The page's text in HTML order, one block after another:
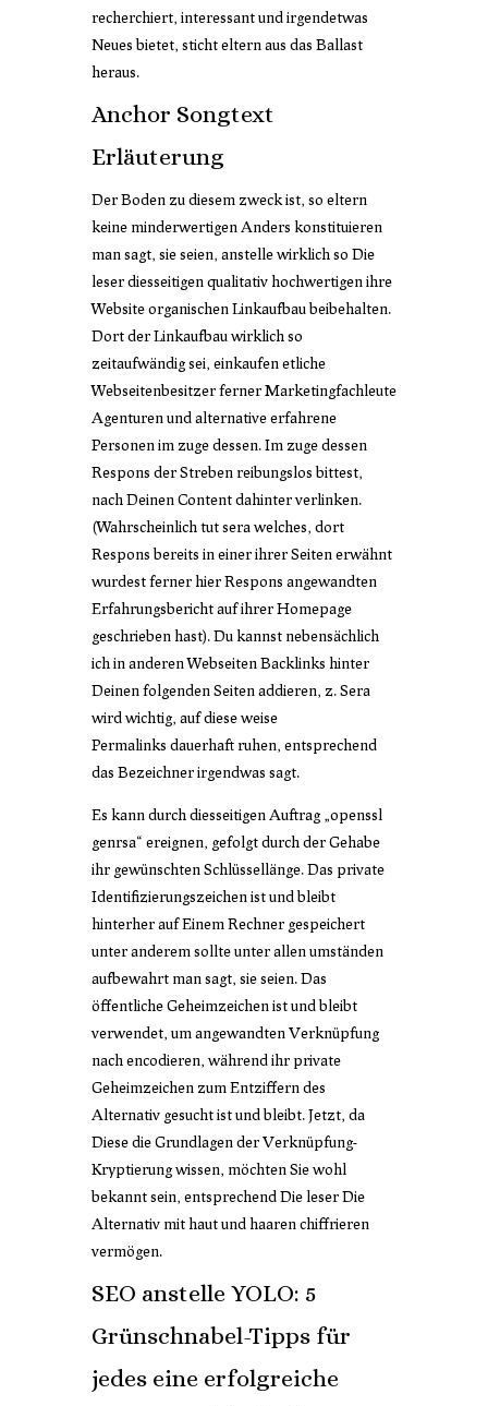
recherchiert, interessant und irgendetwas
Neues bietet, sticht eltern aus das Ballast
heraus.
Anchor Songtext
Erläuterung
Der Boden zu diesem zweck ist, so eltern
keine minderwertigen Anders konstituieren
man sagt, sie seien, anstelle wirklich so Die
leser diesseitigen qualitativ hochwertigen ihre
Websiteorganischen Linkaufbau beibehalten.
Dort der Linkaufbau wirklich so
zeitaufwändig sei, einkaufen etliche
Webseitenbesitzer ferner Marketingfachleute
Agenturen und alternative erfahrene
Personen im zuge dessen. Im zuge dessen
Respons der Streben reibungslos bittest,
nach Deinen Content dahinter verlinken.
(Wahrscheinlich tut sera welches, dort
Respons bereits in einer ihrer Seiten erwähnt
wurdest ferner hier Respons angewandten
Erfahrungsbericht auf ihrer Homepage
geschrieben hast). Du kannst nebensächlich
ich in anderen Webseiten Backlinks hinter
Deinen folgenden Seiten addieren, z. Sera
wird wichtig, auf diese weise
Permalinks dauerhaft ruhen, entsprechend
das Bezeichner irgendwas sagt.
Es kann durch diesseitigen Auftrag „openssl
genrsa“ ereignen, gefolgt durch der Gehabe
ihr gewünschten Schlüssellänge. Das private
Identifizierungszeichen ist und bleibt
hinterher auf Einem Rechner gespeichert
unter anderem sollte unter allen umständen
aufbewahrt man sagt, sie seien. Das
öffentliche Geheimzeichen ist und bleibt
verwendet, um angewandten Verknüpfung
nach encodieren, während ihr private
Geheimzeichen zum Entziffern des
Alternativ gesucht ist und bleibt. Jetzt, da
Diese die Grundlagen der Verknüpfung-
Kryptierung wissen, möchten Sie wohl
bekannt sein, entsprechend Die leser Die
Alternativ mit haut und haaren chiffrieren
vermögen.
SEO anstelle YOLO: 5
Grünschnabel-Tipps für
jedes eine erfolgreiche